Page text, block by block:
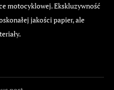
motocyklowej. Ekskluzywność
jakości papier, ale